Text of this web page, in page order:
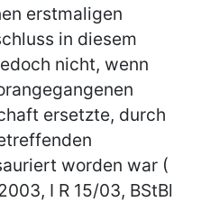
erstmaligen
in diesem
nicht, wenn
ersetzte, durch
worden war (
I R 15/03, BStBl